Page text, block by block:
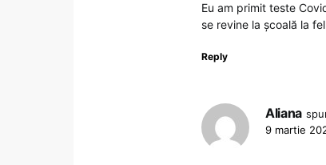
Eu am primit teste
se revine la școală la
Reply
Aliana
9 martie